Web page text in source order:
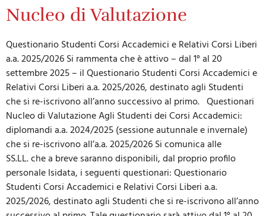
Nucleo di Valutazione
Questionario Studenti Corsi Accademici e Relativi Corsi Liberi
a.a. 2025/2026 Si rammenta che è attivo – dal 1° al 20
settembre 2025 – il Questionario Studenti Corsi Accademici e
Relativi Corsi Liberi a.a. 2025/2026, destinato agli Studenti
che si re-iscrivono all’anno successivo al primo. Questionari
Nucleo di Valutazione Agli Studenti dei Corsi Accademici:
diplomandi a.a. 2024/2025 (sessione autunnale e invernale)
che si re-iscrivono all’a.a. 2025/2026 Si comunica alle
SS.LL. che a breve saranno disponibili, dal proprio profilo
personale Isidata, i seguenti questionari: Questionario
Studenti Corsi Accademici e Relativi Corsi Liberi a.a.
2025/2026, destinato agli Studenti che si re-iscrivono all’anno